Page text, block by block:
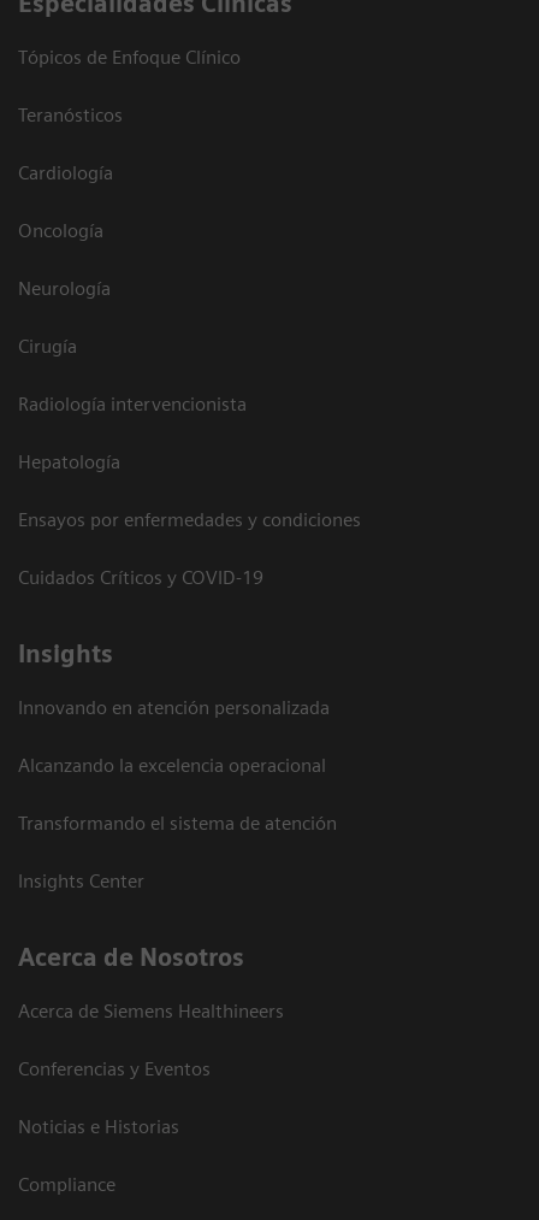
Tópicos de Enfoque Clínico
Teranósticos
Cardiología
Oncología
Neurología
Cirugía
Radiología intervencionista
Hepatología
Ensayos por enfermedades y condiciones
Cuidados Críticos y COVID-19
Insights
Innovando en atención personalizada
Alcanzando la excelencia operacional
Transformando el sistema de atención
Insights Center
Acerca de Nosotros
Acerca de Siemens Healthineers
Conferencias y Eventos
Noticias e Historias
Compliance